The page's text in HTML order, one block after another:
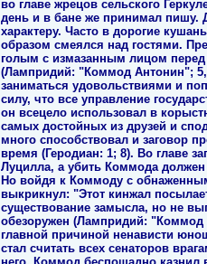
во главе жрецов сельского
день и в бане же принимал пишу.
характеру. Часто в дорогие
образом смеялся над гостями.
голым с измазанным лицом
(Лампридий: "Коммод Антонин";
заниматься удовольствиями и
силу, что все управление
он всецело использовал в
самых достойных из друзей и
много способствовал и заговор
время (Геродиан: 1; 8). Во главе
Луцилла, а убить Коммода
Но войдя к Коммоду с
выкрикнул: "Этот кинжал
существование замысла, но не
обезоружен (Лампридий: "Коммод
главной причиной ненависти
стал считать всех сенаторов